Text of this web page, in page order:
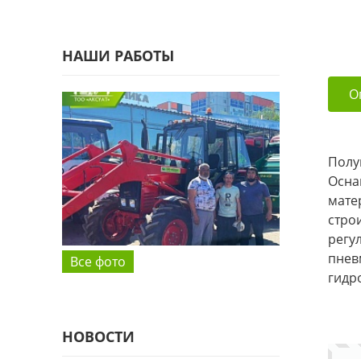
НАШИ РАБОТЫ
Все фото
НОВОСТИ